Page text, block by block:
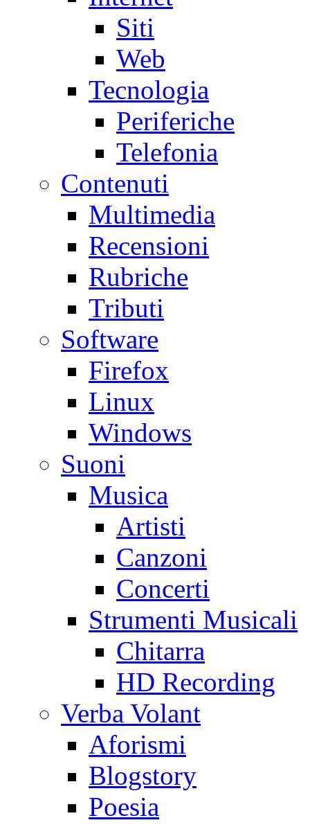
Siti
Web
Tecnologia
Periferiche
Telefonia
Contenuti
Multimedia
Recensioni
Rubriche
Tributi
Software
Firefox
Linux
Windows
Suoni
Musica
Artisti
Canzoni
Concerti
Strumenti Musicali
Chitarra
HD Recording
Verba Volant
Aforismi
Blogstory
Poesia